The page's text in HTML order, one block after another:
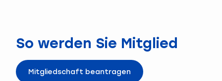
So werden Sie Mitglied
Mitgliedschaft beantragen